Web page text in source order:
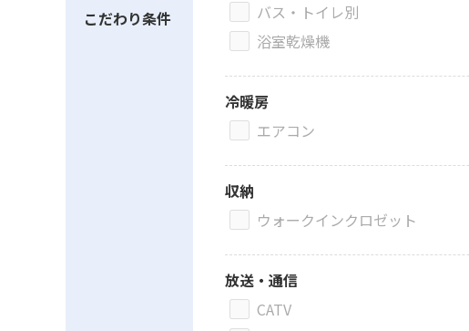
こだわり条件
バス・トイレ別
浴室乾燥機
冷暖房
エアコン
収納
ウォークインクロゼット
放送・通信
CATV